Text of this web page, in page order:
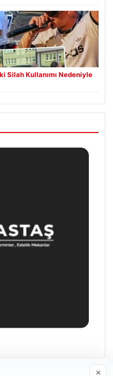
Silah Kullanımı Nedeniyle
×